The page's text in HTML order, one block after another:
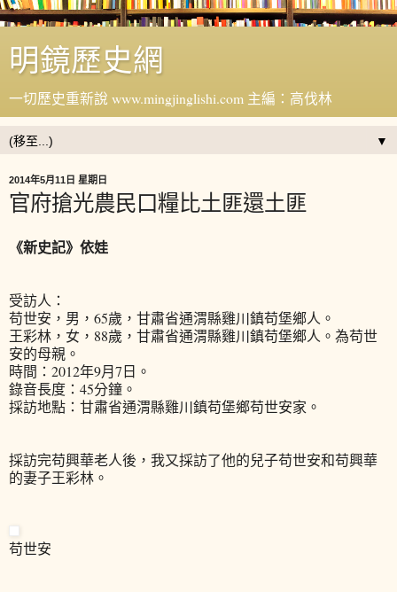
明鏡歷史網
一切歷史重新說 www.mingjinglishi.com 主編：高伐林
▼
2014年5月11日 星期日
官府搶光農民口糧比土匪還土匪
《新史記》依娃
受訪人：
苟世安，男，65歲，甘肅省通渭縣雞川鎮苟堡鄉人。
王彩林，女，88歲，甘肅省通渭縣雞川鎮苟堡鄉人。為苟世
安的母親。
時間：2012年9月7日。
錄音長度：45分鐘。
採訪地點：甘肅省通渭縣雞川鎮苟堡鄉苟世安家。
採訪完苟興華老人後，我又採訪了他的兒子苟世安和苟興華
的妻子王彩林。
苟世安